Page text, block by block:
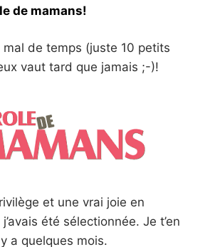
de mamans!
mal de temps (juste 10 petits
vaut tard que jamais ;-)!
et une vrai joie en
été sélectionnée. Je t’en
a quelques mois.